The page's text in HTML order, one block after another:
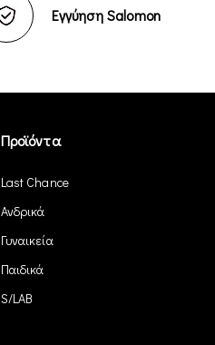
Εγγύηση Salomon
Προϊόντα
Last Chance
Ανδρικά
Γυναικεία
Παιδικά
S/LAB